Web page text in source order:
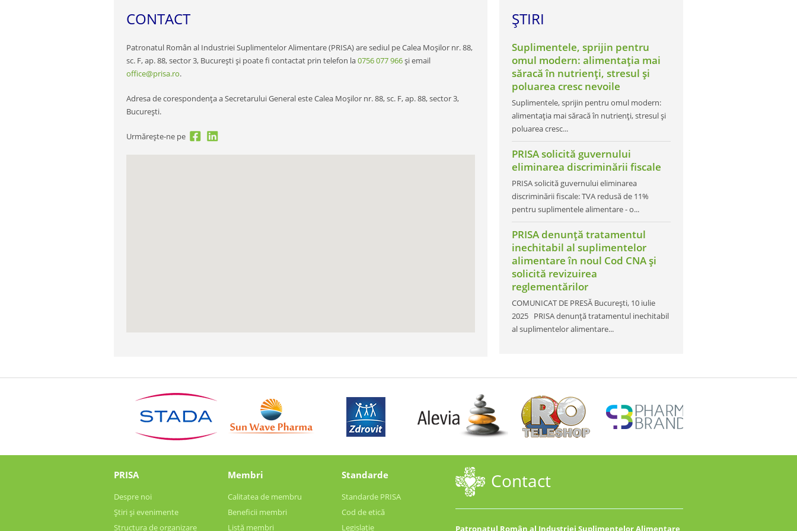
ȘTIRI
Suplimentele, sprijin pentru
omul modern: alimentația mai
săracă în nutrienți, stresul și
poluarea cresc nevoile
Suplimentele, sprijin pentru omul modern:
alimentația mai săracă în nutrienți, stresul și
poluarea cresc...
PRISA solicită guvernului
eliminarea discriminării fiscale
PRISA solicită guvernului eliminarea
discriminării fiscale: TVA redusă de 11%
pentru suplimentele alimentare - o...
PRISA denunță tratamentul
inechitabil al suplimentelor
alimentare în noul Cod CNA și
solicită revizuirea
reglementărilor
COMUNICAT DE PRESĂ București, 10 iulie
2025 PRISA denunță tratamentul inechitabil
al suplimentelor alimentare...
CONTACT
Patronatul Român al Industriei Suplimentelor Alimentare (PRISA) are sediul pe Calea Moșilor nr. 88,
sc. F, ap. 88, sector 3, București și poate fi contactat prin telefon la0756 077 966și email
office@prisa.ro.
Adresa de corespondența a Secretarului General este Calea Moșilor nr. 88, sc. F, ap. 88, sector 3,
București.
Urmărește-ne pe
PRISA
Despre noi
Știri și evenimente
Structura de organizare
Membri
Calitatea de membru
Beneficii membri
Listă membri
Standarde
Standarde PRISA
Cod de etică
Legislație
Contact
Patronatul Român al Industriei Suplimentelor Alimentare